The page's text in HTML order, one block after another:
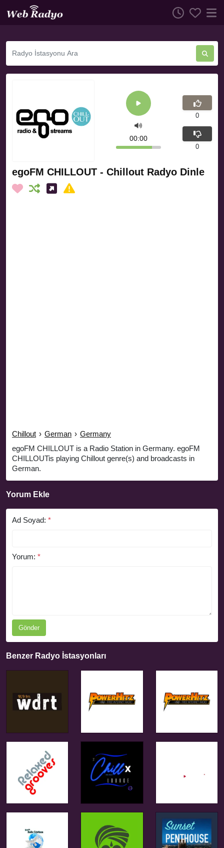
egoFM CHILLOUT - Chillout Radyo Dinle
Chillout › German › Germany
egoFM CHILLOUT is a Radio Station in Germany. egoFM
CHILLOUTis playing Chillout genre(s) and broadcasts in
German.
00:00
0
0
Yorum Ekle
Ad Soyad: *
Yorum: *
Gönder
Benzer Radyo İstasyonları